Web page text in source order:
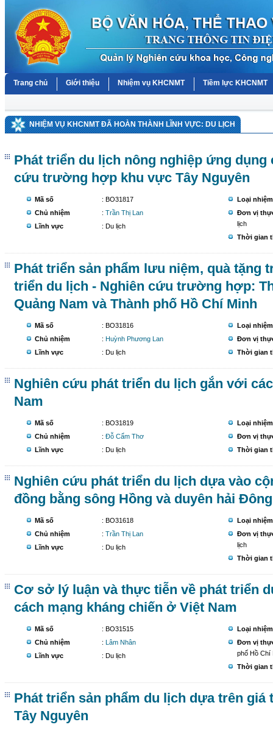
Trang chủ Giới thiệu Nhiệm vụ KHCNMT Tiềm lực KHCNMT
NHIỆM VỤ KHCNMT ĐÃ HOÀN THÀNH LĨNH VỰC: DU LỊCH
Phát triển du lịch nông nghiệp ứng dụng
cứu trường hợp khu vực Tây Nguyên
Mã số
: BO31817
Chủ nhiệm
:Trần Thị Lan
Lĩnh vực
: Du lịch
Loại
Đơn vị
lịch
Thời gian
Phát triển sản phẩm lưu niệm, quà tặng
triển du lịch - Nghiên cứu trường hợp:
Quảng Nam và Thành phố Hồ Chí Minh
Mã số
: BO31816
Chủ nhiệm
: Huỳnh Phương Lan
Lĩnh vực
: Du lịch
Loại
Đơn vị
Thời gian
Nghiên cứu phát triển du lịch gắn với
Nam
Mã số
: BO31819
Chủ nhiệm
:Đỗ Cẩm Thơ
Lĩnh vực
: Du lịch
Loại
Đơn vị
Thời gian
Nghiên cứu phát triển du lịch dựa vào
đồng bằng sông Hồng và duyên hải
Mã số
: BO31618
Chủ nhiệm
:Trần Thị Lan
Lĩnh vực
: Du lịch
Loại
Đơn vị
lịch
Thời gian
Cơ sở lý luận và thực tiễn về phát triển
cách mạng kháng chiến ở Việt Nam
Mã số
: BO31515
Chủ nhiệm
:
Lâm Nhân
Lĩnh vực
: Du lịch
Loại
Đơn vị
phố Hồ Chí
Thời gian
Phát triển sản phẩm du lịch dựa trên giá
Tây Nguyên